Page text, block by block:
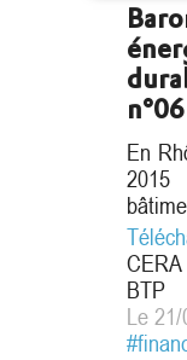
n°06
En
au
BTP
Le